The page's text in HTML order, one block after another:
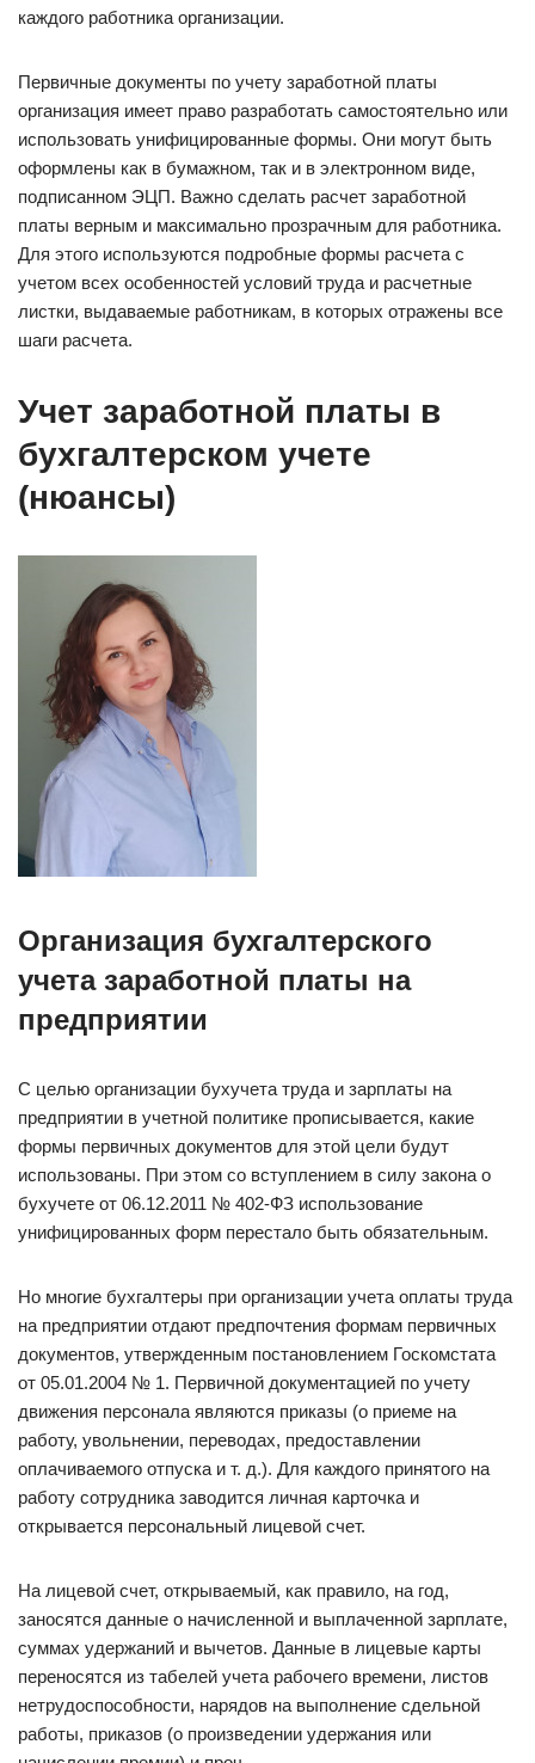
каждого работника организации.
Первичные документы по учету заработной платы
организация имеет право разработать самостоятельно или
использовать унифицированные формы. Они могут быть
оформлены как в бумажном, так и в электронном виде,
подписанном ЭЦП. Важно сделать расчет заработной
платы верным и максимально прозрачным для работника.
Для этого используются подробные формы расчета с
учетом всех особенностей условий труда и расчетные
листки, выдаваемые работникам, в которых отражены все
шаги расчета.
Учет заработной платы в
бухгалтерском учете
(нюансы)
Организация бухгалтерского
учета заработной платы на
предприятии
С целью организации бухучета труда и зарплаты на
предприятии в учетной политике прописывается, какие
формы первичных документов для этой цели будут
использованы. При этом со вступлением в силу закона о
бухучете от 06.12.2011 № 402-ФЗ использование
унифицированных форм перестало быть обязательным.
Но многие бухгалтеры при организации учета оплаты труда
на предприятии отдают предпочтения формам первичных
документов, утвержденным постановлением Госкомстата
от 05.01.2004 № 1. Первичной документацией по учету
движения персонала являются приказы (о приеме на
работу, увольнении, переводах, предоставлении
оплачиваемого отпуска и т. д.). Для каждого принятого на
работу сотрудника заводится личная карточка и
открывается персональный лицевой счет.
На лицевой счет, открываемый, как правило, на год,
заносятся данные о начисленной и выплаченной зарплате,
суммах удержаний и вычетов. Данные в лицевые карты
переносятся из табелей учета рабочего времени, листов
нетрудоспособности, нарядов на выполнение сдельной
работы, приказов (о произведении удержания или